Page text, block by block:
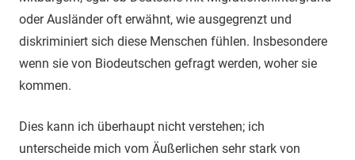
oder Ausländer oft erwähnt, wie ausgegrenzt und
diskriminiert sich diese Menschen fühlen. Insbesondere
wenn sie von Biodeutschen gefragt werden, woher sie
kommen.
Dies kann ich überhaupt nicht verstehen; ich
unterscheide mich vom Äußerlichen sehr stark von